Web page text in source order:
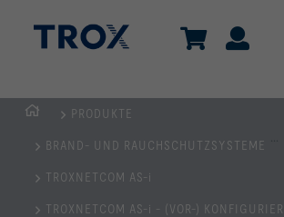
PRODUKTE
BRAND- UND RAUCHSCHUTZSYSTEME
TROXNETCOM AS-i
TROXNETCOM AS-i - (VOR-)